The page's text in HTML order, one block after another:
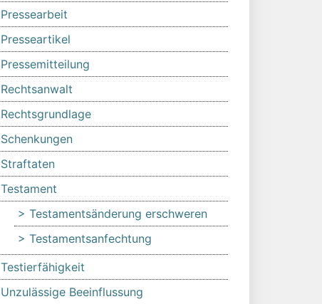
Pressearbeit
Presseartikel
Pressemitteilung
Rechtsanwalt
Rechtsgrundlage
Schenkungen
Straftaten
Testament
Testamentsänderung erschweren
Testamentsanfechtung
Testierfähigkeit
Unzulässige Beeinflussung